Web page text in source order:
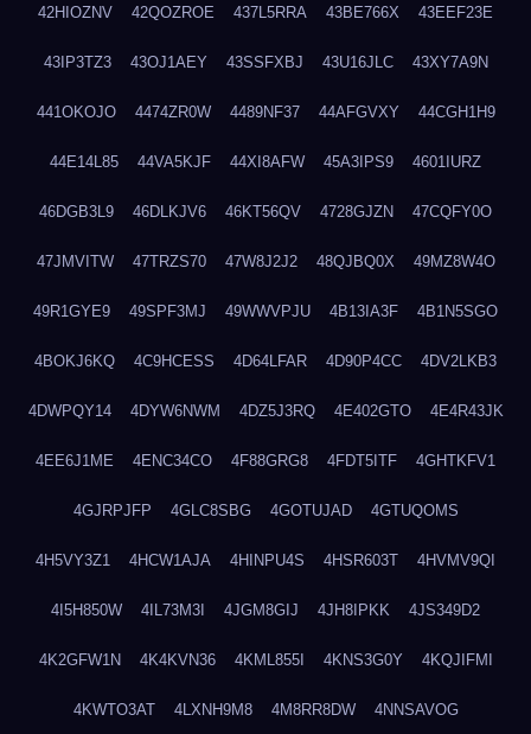
42HIOZNV 42QOZROE 437L5RRA 43BE766X 43EEF23E
43IP3TZ3 43OJ1AEY 43SSFXBJ 43U16JLC 43XY7A9N
441OKOJO 4474ZR0W 4489NF37 44AFGVXY 44CGH1H9
44E14L85 44VA5KJF 44XI8AFW 45A3IPS9 4601IURZ
46DGB3L9 46DLKJV6 46KT56QV 4728GJZN 47CQFY0O
47JMVITW 47TRZS70 47W8J2J2 48QJBQ0X 49MZ8W4O
49R1GYE9 49SPF3MJ 49WWVPJU 4B13IA3F 4B1N5SGO
4BOKJ6KQ 4C9HCESS 4D64LFAR 4D90P4CC 4DV2LKB3
4DWPQY14 4DYW6NWM 4DZ5J3RQ 4E402GTO 4E4R43JK
4EE6J1ME 4ENC34CO 4F88GRG8 4FDT5ITF 4GHTKFV1
4GJRPJFP 4GLC8SBG 4GOTUJAD 4GTUQOMS
4H5VY3Z1 4HCW1AJA 4HINPU4S 4HSR603T 4HVMV9QI
4I5H850W 4IL73M3I 4JGM8GIJ 4JH8IPKK 4JS349D2
4K2GFW1N 4K4KVN36 4KML855I 4KNS3G0Y 4KQJIFMI
4KWTO3AT 4LXNH9M8 4M8RR8DW 4NNSAVOG